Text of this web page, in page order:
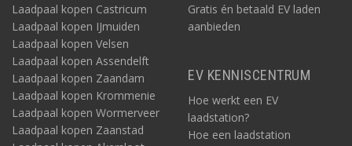
Laadpaal kopen Castricum
Laadpaal kopen IJmuiden
Laadpaal kopen Velsen
Laadpaal kopen Assendelft
Laadpaal kopen Zaandam
Laadpaal kopen Krommenie
Laadpaal kopen Wormerveer
Laadpaal kopen Zaanstad
Gratis én betaald EV laden
aanbieden
EV KENNISCENTRUM
Hoe werkt een EV
laadstation?
Hoe een laadstation